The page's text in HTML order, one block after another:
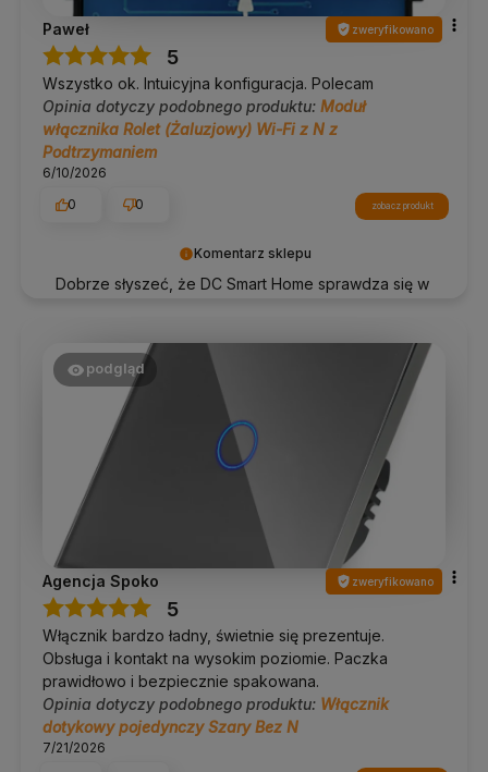
Komentarz sklepu
Dobrze słyszeć, że DC Smart Home sprawdza się w
Paweł zweryfikowano
5
Wszystko ok. Intuicyjna konfiguracja. Polecam
Opinia dotyczy podobnego produktu: Moduł
włącznika Rolet (Żaluzjowy) Wi-Fi z N z
Podtrzymaniem
6/10/2026
0
0 zobacz produkt
podgląd
Agencja Spoko zweryfikowano
5
Włącznik bardzo ładny, świetnie się prezentuje.
Obsługa i kontakt na wysokim poziomie. Paczka
prawidłowo i bezpiecznie spakowana.
Opinia dotyczy podobnego produktu: Włącznik
dotykowy pojedynczy Szary Bez N
7/21/2026